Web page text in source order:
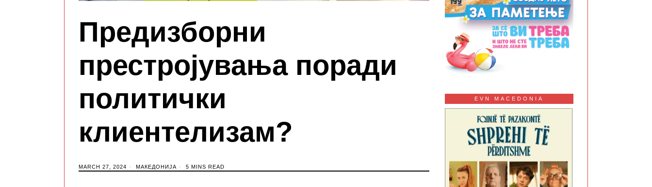
Предизборни
престројувања поради
политички
клиентелизам?
MARCH 27, 2024 МАКЕДОНИЈА 5 MINS READ
EVN MACEDONIA